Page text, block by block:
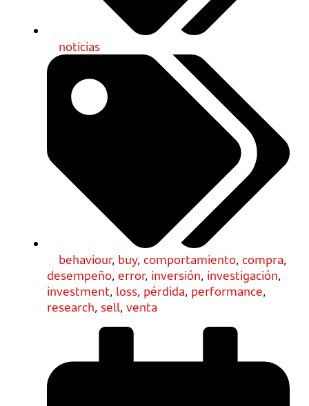
noticias
behaviour, buy, comportamiento, compra,
desempeño, error, inversión, investigación,
investment, loss, pérdida, performance,
research, sell, venta